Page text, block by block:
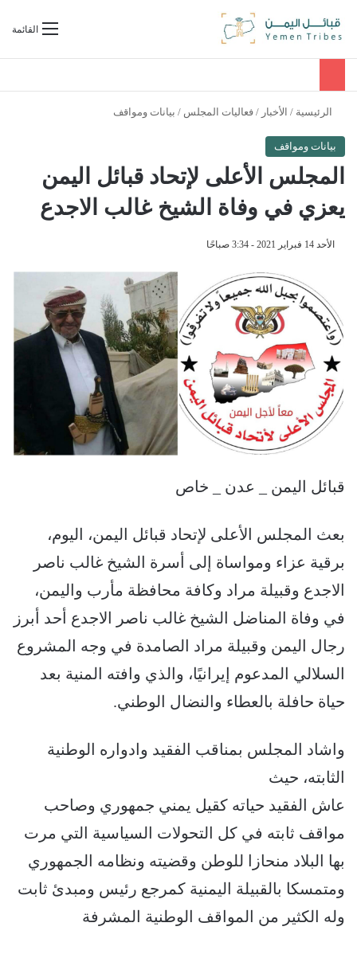
القائمةبحث عن
الرئيسية / الأخبار / فعاليات المجلس / بيانات ومواقف
بيانات ومواقف
المجلس الأعلى لإتحاد قبائل اليمن
يعزي في وفاة الشيخ غالب الاجدع
الأحد 14 فبراير 2021 - 3:34 صباحًا
قبائل اليمن _ عدن _ خاص
بعث المجلس الأعلى لإتحاد قبائل اليمن، اليوم،
برقية عزاء ومواساة إلى أسرة الشيخ غالب ناصر
الاجدع وقبيلة مراد وكافة محافظة مأرب واليمن،
في وفاة المناضل الشيخ غالب ناصر الاجدع أحد أبرز
رجال اليمن وقبيلة مراد الصامدة في وجه المشروع
السلالي المدعوم إيرانيًا، والذي وافته المنية بعد
حياة حافلة بالعطاء والنضال الوطني.
واشاد المجلس بمناقب الفقيد وادواره الوطنية
الثابته، حيث
عاش الفقيد حياته كقيل يمني جمهوري وصاحب
مواقف ثابته في كل التحولات السياسية التي مرت
بها البلاد منحازا للوطن وقضيته ونظامه الجمهوري
ومتمسكا بالقبيلة اليمنية كمرجع رئيس ومبدئ ثابت
وله الكثير من المواقف الوطنية المشرفة